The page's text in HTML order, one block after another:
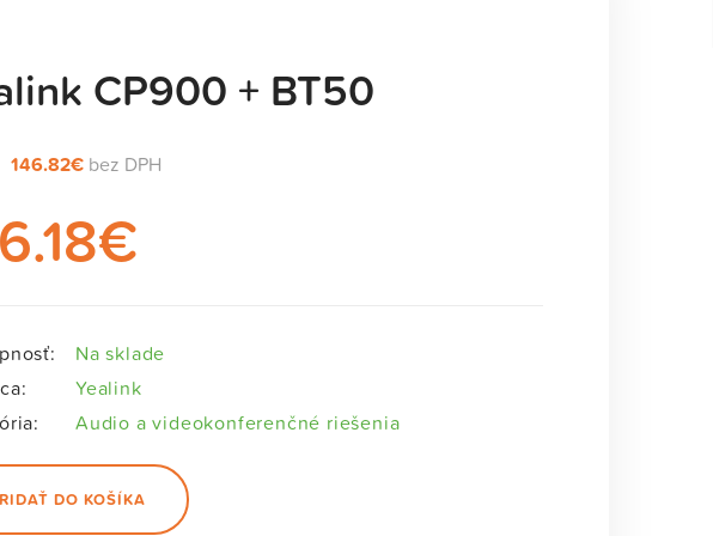
CP900 + BT50
146.82€ bez DPH
€
Na sklade
Yealink
Audio a videokonferenčné riešenia
DO KOŠÍKA